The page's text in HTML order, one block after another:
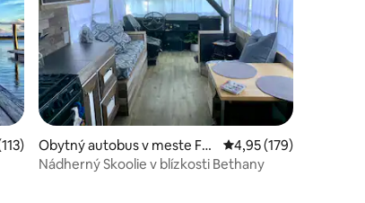
20 ohodnotenie 4,73 z 5, počet hodnotení: 113
Obytný autobus v meste Fra
nkford
Priemerné
4,95 (179)
Nádherný Skoolie v blízkosti Bethany